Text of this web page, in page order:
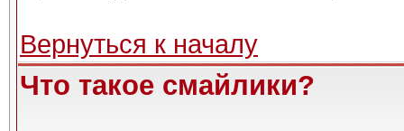
Вернуться к началу
Что такое смайлики?